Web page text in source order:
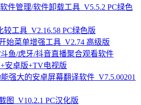
软件管理/软件卸载工具_V5.5.2 PC绿色
较工具_V2.16.58 PC绿色版
开始菜单增强工具_V2.74 高级版
斗鱼/虎牙/抖音直播聚合观看软件
+安卓版+TV电视版
强大的安卓屏幕翻译软件_V7.5.00201
图_V10.2.1 PC汉化版